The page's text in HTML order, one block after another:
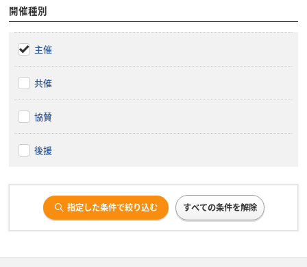
開催種別
主催
共催
協賛
後援
指定した条件で絞り込む すべての条件を解除